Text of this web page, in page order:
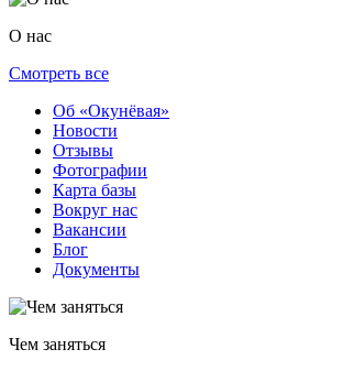
О нас
Смотреть все
Об «Окунёвая»
Новости
Отзывы
Фотографии
Карта базы
Вокруг нас
Вакансии
Блог
Документы
Чем заняться